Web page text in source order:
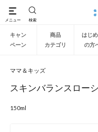
キャン
ペーン
商品
カテゴリ
はじ
の方
ママ＆キッズ
スキンバランスロー
150ml